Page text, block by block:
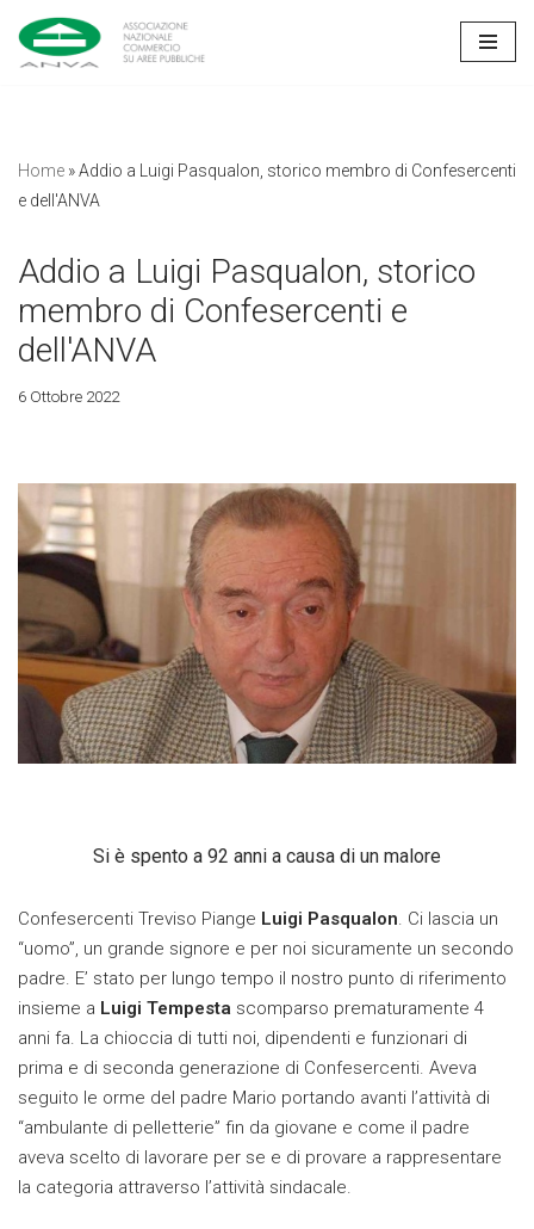
Vai
Home »Addio a Luigi Pasqualon, storico membro di Confesercenti
e dell'ANVA
Addio a Luigi Pasqualon, storico
membro di Confesercenti e
dell'ANVA
6 Ottobre 2022
Si è spento a 92 anni a causa di un malore
Confesercenti Treviso Piange Luigi Pasqualon . Ci lascia un
“uomo”, un grande signore e per noi sicuramente un secondo
padre. E’ stato per lungo tempo il nostro punto di riferimento
insieme a Luigi Tempesta scomparso prematuramente 4
anni fa. La chioccia di tutti noi, dipendenti e funzionari di
prima e di seconda generazione di Confesercenti. Aveva
seguito le orme del padre Mario portando avanti l’attività di
“ambulante di pelletterie” fin da giovane e come il padre
aveva scelto di lavorare per se e di provare a rappresentare
la categoria attraverso l’attività sindacale.